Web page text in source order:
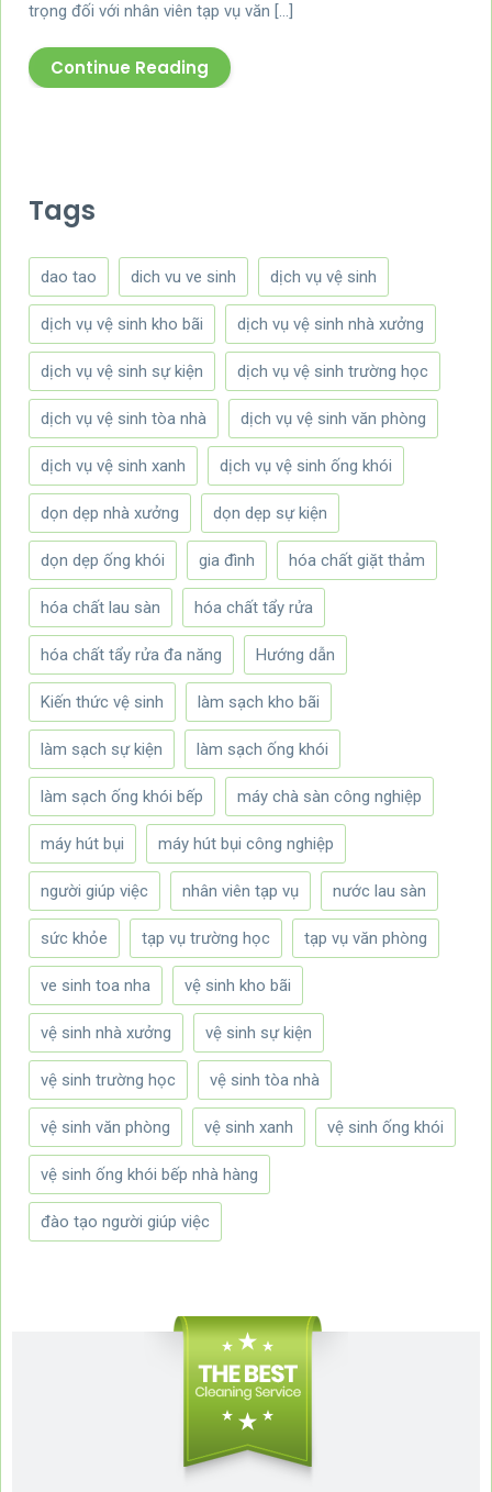
trọng đối với nhân viên tạp vụ văn […]
Continue Reading
Tags
dao tao dich vu ve sinh dịch vụ vệ sinh
dịch vụ vệ sinh kho bãi dịch vụ vệ sinh nhà xưởng
dịch vụ vệ sinh sự kiện dịch vụ vệ sinh trường học
dịch vụ vệ sinh tòa nhà dịch vụ vệ sinh văn phòng
dịch vụ vệ sinh xanh dịch vụ vệ sinh ống khói
dọn dẹp nhà xưởng dọn dẹp sự kiện
dọn dẹp ống khói gia đình hóa chất giặt thảm
hóa chất lau sàn hóa chất tẩy rửa
hóa chất tẩy rửa đa năng Hướng dẫn
Kiến thức vệ sinh làm sạch kho bãi
làm sạch sự kiện làm sạch ống khói
làm sạch ống khói bếp máy chà sàn công nghiệp
máy hút bụi máy hút bụi công nghiệp
người giúp việc nhân viên tạp vụ nước lau sàn
sức khỏe tạp vụ trường học tạp vụ văn phòng
ve sinh toa nha vệ sinh kho bãi
vệ sinh nhà xưởng vệ sinh sự kiện
vệ sinh trường học vệ sinh tòa nhà
vệ sinh văn phòng vệ sinh xanh vệ sinh ống khói
vệ sinh ống khói bếp nhà hàng
đào tạo người giúp việc